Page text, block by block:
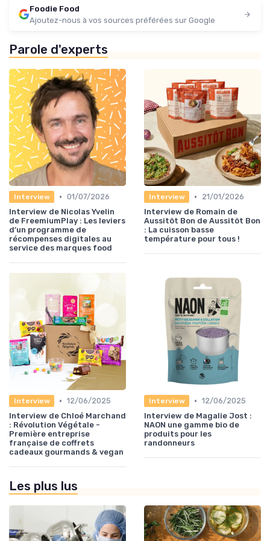
Foodie Food
Ajoutez-nous à vos sources préférées sur Google
Parole d'experts
Interview • 01/07/2026
Interview de Nicolas Yvelin
de FreemiumPlay : Les leviers
d’un programme de
récompenses digitales au
service des marques food
Interview •
21/01/2026
Interview de Romain de
Aussitôt Bon de Aussitôt Bon
: La cuisson basse
température pour tous !
Interview • 12/06/2025
Interview de Chloé Marchand
: Révolution Végétale -
Première entreprise
française de coffrets
cadeaux gourmands & vegan
Interview • 12/06/2025
Interview de Magalie Jost :
NAON une gamme bio de
produits pour les
randonneurs
Les plus lus